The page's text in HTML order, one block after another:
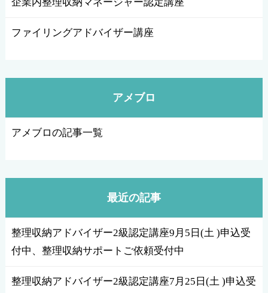
ファイリングアドバイザー講座
アメブロ
アメブロの記事一覧
最近の記事
整理収納アドバイザー2級認定講座9月5日(土 )申込受
付中、整理収納サポートご依頼受付中
整理収納アドバイザー2級認定講座7月25日(土 )申込受